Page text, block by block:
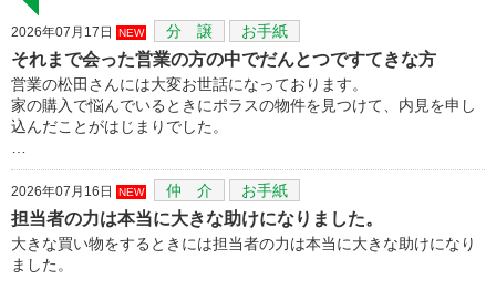
2026年07月17日 NEW 分 譲 お手紙
それまで会った営業の方の中でだんとつですてきな方
営業の松田さんには大変お世話になっております。
家の購入で悩んでいるときにポラスの物件を見つけて、内見を申し
込んだことがはじまりでした。
2026年07月16日 NEW 仲 介 お手紙
担当者の力は本当に大きな助けになりました。
大きな買い物をするときには担当者の力は本当に大きな助けになり
ました。